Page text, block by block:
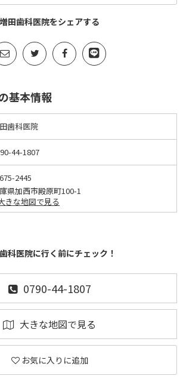
増田歯科医院をシェアする
基本情報
歯科医院
44-1807
2445
県加西市殿原町100-1
きな地図で見る
科医院に行く前にチェック！
0790-44-1807
大きな地図で見る
お気に入りに追加